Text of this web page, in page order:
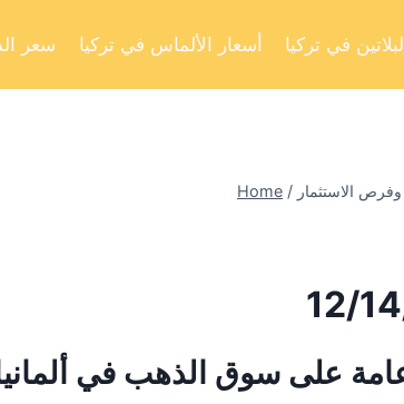
سعر أسعار الألماس في تركيا في تركيا
Home /
على سوق الذهب في